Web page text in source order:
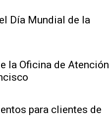
Día Mundial de la
la Oficina de Atención
para clientes de